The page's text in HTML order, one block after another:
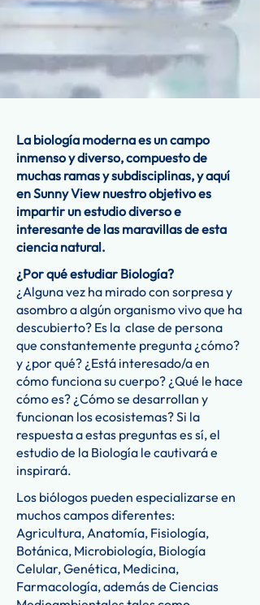
La biología moderna es un campo
inmenso y diverso, compuesto de
muchas ramas y subdisciplinas, y aquí
en Sunny View nuestro objetivo es
impartir un estudio diverso e
interesante de las maravillas de esta
ciencia natural.
¿Por qué estudiar Biología?
¿Alguna vez ha mirado con sorpresa y
asombro a algún organismo vivo que ha
descubierto? Es la clase de persona
que constantemente pregunta ¿cómo?
y ¿por qué? ¿Está interesado/a en
cómo funciona su cuerpo? ¿Qué le hace
cómo es? ¿Cómo se desarrollan y
funcionan los ecosistemas? Si la
respuesta a estas preguntas es sí, el
estudio de la Biología le cautivará e
inspirará.
Los biólogos pueden especializarse en
muchos campos diferentes:
Agricultura, Anatomía, Fisiología,
Botánica, Microbiología, Biología
Celular, Genética, Medicina,
Farmacología, además de Ciencias